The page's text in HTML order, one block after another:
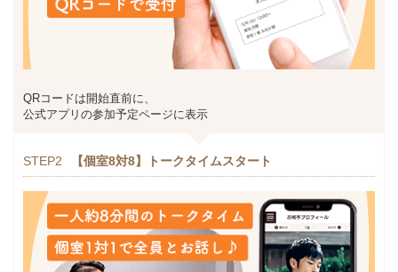
QRコードは開始直前に、
公式アプリの参加予定ページに表示
STEP2 【個室8対8】トークタイムスタート